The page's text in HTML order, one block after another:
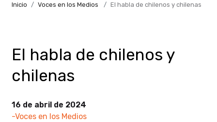
Inicio Voces en los Medios El habla de chilenos y chilenas
El habla de chilenos y
chilenas
16 de abril de 2024
-Voces en los Medios